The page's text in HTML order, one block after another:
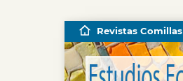
Revistas Comillas